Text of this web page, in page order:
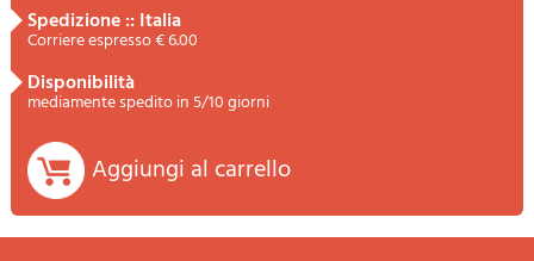
spedizione :: Italia
Corriere espresso € 6.00
disponibilità
mediamente spedito in 5/10 giorni
Aggiungi al carrello